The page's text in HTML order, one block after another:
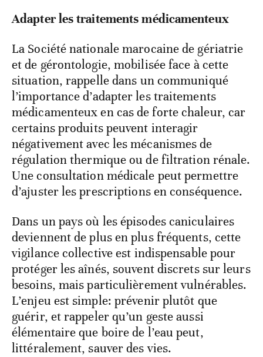
Adapter les traitements médicamenteux
La Société nationale marocaine de gériatrie
et de gérontologie, mobilisée face à cette
situation, rappelle dans un communiqué
l’importance d’adapter les traitements
médicamenteux en cas de forte chaleur, car
certains produits peuvent interagir
négativement avec les mécanismes de
régulation thermique ou de filtration rénale.
Une consultation médicale peut permettre
d’ajuster les prescriptions en conséquence.
Dans un pays où les épisodes caniculaires
deviennent de plus en plus fréquents, cette
vigilance collective est indispensable pour
protéger les aînés, souvent discrets sur leurs
besoins, mais particulièrement vulnérables.
L’enjeu est simple: prévenir plutôt que
guérir, et rappeler qu’un geste aussi
élémentaire que boire de l’eau peut,
littéralement, sauver des vies.